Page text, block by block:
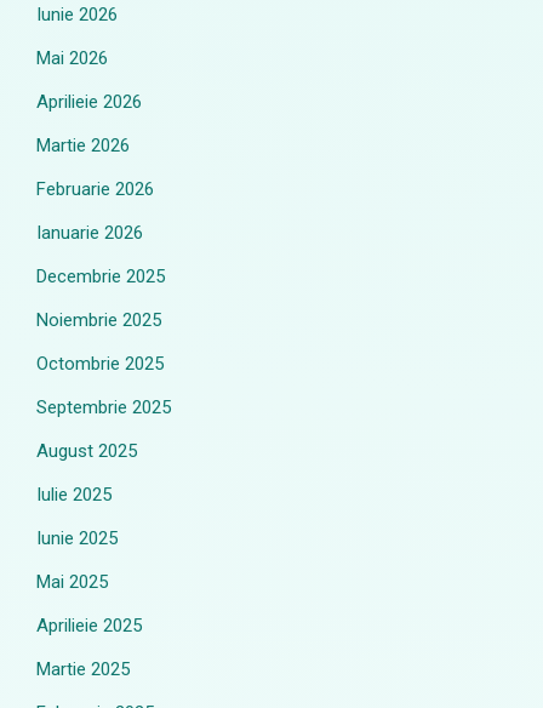
Iunie 2026
Mai 2026
Aprilieie 2026
Martie 2026
Februarie 2026
Ianuarie 2026
Decembrie 2025
Noiembrie 2025
Octombrie 2025
Septembrie 2025
August 2025
Iulie 2025
Iunie 2025
Mai 2025
Aprilieie 2025
Martie 2025